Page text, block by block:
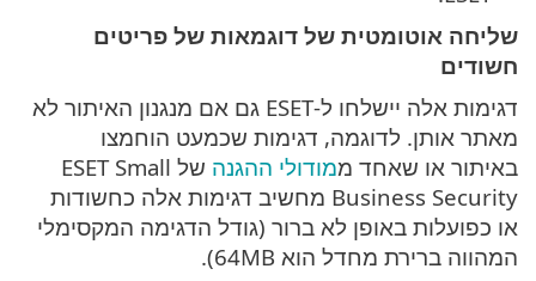
שליחה אוטומטית של דוגמאות של פריטים
חשודים
דגימות אלה יישלחו ל-ESET גם אם מנגנון האיתור לא
מאתר אותן. לדוגמה, דגימות שכמעט הוחמצו
באיתור או שאחד ממודולי ההגנה
של ESET Small
Business Security מחשיב דגימות אלה כחשודות
או כפועלות באופן לא ברור (גודל הדגימה המקסימלי
המהווה ברירת מחדל הוא 64MB).